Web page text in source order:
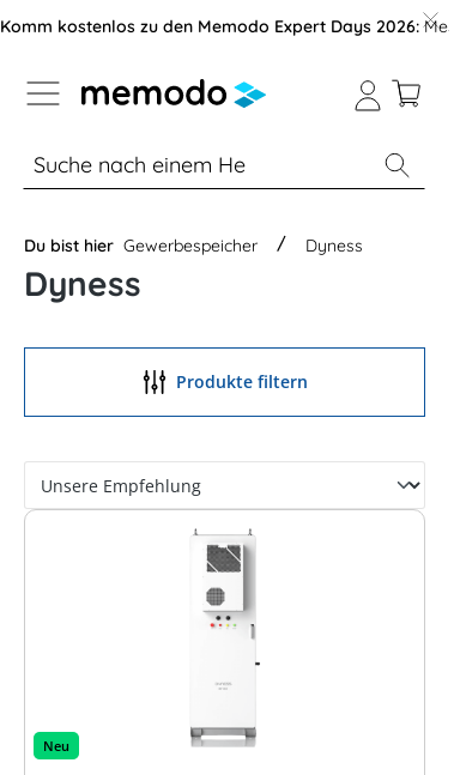
der B2B-Plattform springen
Komm kostenlos zu den Memodo Expert Days 2026:
% Sale Module Wechselrichter
Du bist hier Gewerbespeicher Dyness
Dyness
Produkte filtern
Neu